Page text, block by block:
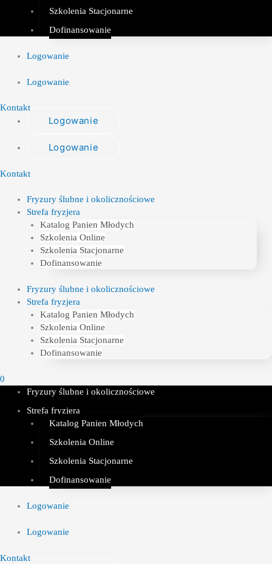
Szkolenia Stacjonarne
Dofinansowanie
Logowanie
Logowanie
Kontakt
Logowanie
Logowanie
Kontakt
Fryzury ślubne i okolicznościowe
Strefa fryzjera
Katalog Panien Młodych
Szkolenia Online
Szkolenia Stacjonarne
Dofinansowanie
Fryzury ślubne i okolicznościowe
Strefa fryzjera
Katalog Panien Młodych
Szkolenia Online
Szkolenia Stacjonarne
Dofinansowanie
0
Fryzury ślubne i okolicznościowe
Strefa fryzjera
Katalog Panien Młodych
Szkolenia Online
Szkolenia Stacjonarne
Dofinansowanie
Logowanie
Logowanie
Kontakt